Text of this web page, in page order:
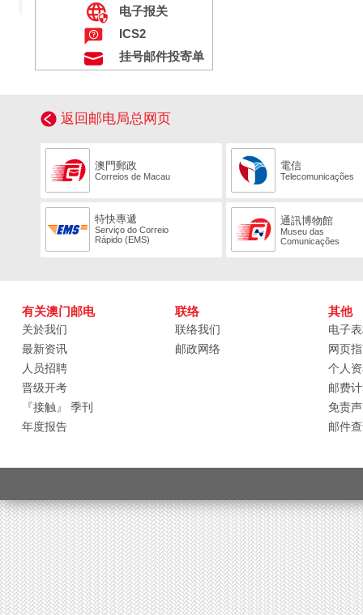
电子报关
ICS2
挂号邮件投寄单
返回邮电局总网页
澳門郵政
Correios de Macau
電信
Telecomunicações
特快專遞
Serviço do Correio
Rápido (EMS)
通訊博物館
Museu das
Comunicações
有关澳门邮电
关於我们
最新资讯
人员招聘
晋级开考
『接触』 季刊
年度报告
联络
联络我们
邮政网络
其他
电子
网页
个人
邮费
免责
邮件